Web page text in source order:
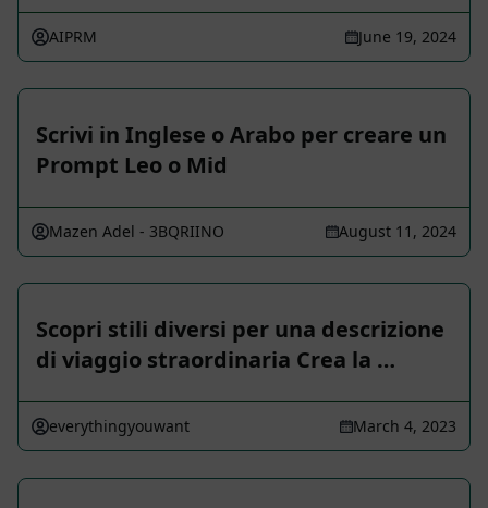
AIPRM June 19, 2024
Scrivi in Inglese o Arabo per creare un
Prompt Leo o Mid
Mazen Adel - 3BQRIINO August 11, 2024
Scopri stili diversi per una descrizione
di viaggio straordinaria Crea la …
everythingyouwant March 4, 2023